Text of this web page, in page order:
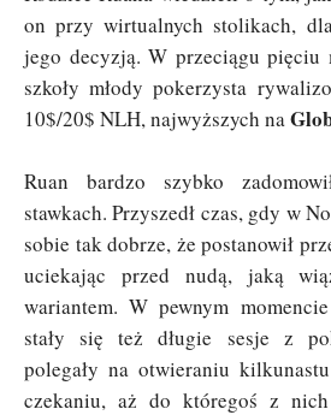
on przy wirtualnych stolikach,
jego decyzją. W przeciągu pięciu
szkoły młody pokerzysta
10$/20$ NLH, najwyższych na
Ruan bardzo szybko
stawkach. Przyszedł czas, gdy w
sobie tak dobrze, że postanowił
uciekając przed nudą, jaką
wariantem. W pewnym
stały się też długie sesje z
polegały na otwieraniu
czekaniu, aż do któregoś z nich